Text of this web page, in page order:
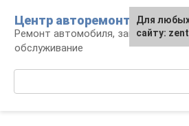
контенту
Центр авторемонта
Ремонт автомобиля, запчасти и
обслуживание
Для
сайту: